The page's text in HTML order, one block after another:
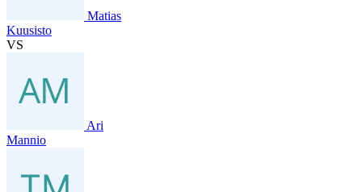
Matias
Kuusisto
VS
Ari
Mannio